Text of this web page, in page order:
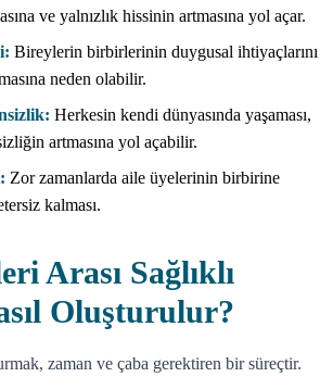
ve yalnızlık hissinin artmasına yol açar.
Bireylerin birbirlerinin duygusal ihtiyaçlarını
neden olabilir.
Herkesin kendi dünyasında yaşaması,
artmasına yol açabilir.
Zor zamanlarda aile üyelerinin birbirine
kalması.
Arası Sağlıklı
Oluşturulur?
zaman ve çaba gerektiren bir süreçtir.